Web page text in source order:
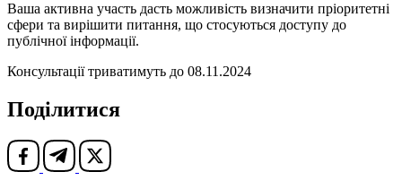
Ваша активна участь дасть можливість визначити пріоритетні
сфери та вирішити питання, що стосуються доступу до
публічної інформації.
Консультації триватимуть до 08.11.2024
Поділитися